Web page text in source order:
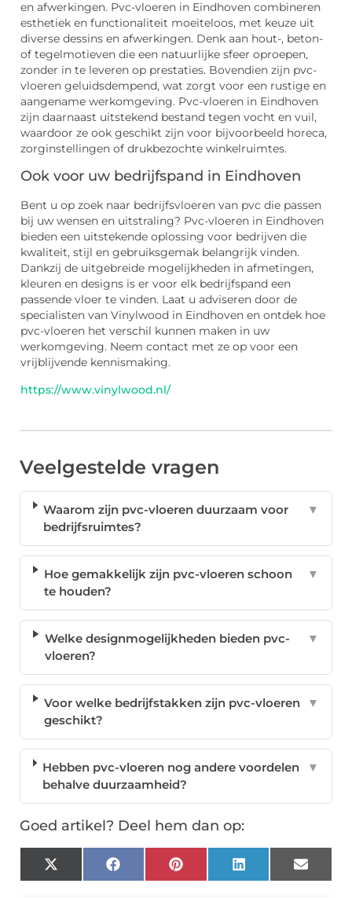
en afwerkingen. Pvc-vloeren in Eindhoven combineren
esthetiek en functionaliteit moeiteloos, met keuze uit
diverse dessins en afwerkingen. Denk aan hout-, beton-
of tegelmotieven die een natuurlijke sfeer oproepen,
zonder in te leveren op prestaties. Bovendien zijn pvc-
vloeren geluidsdempend, wat zorgt voor een rustige en
aangename werkomgeving. Pvc-vloeren in Eindhoven
zijn daarnaast uitstekend bestand tegen vocht en vuil,
waardoor ze ook geschikt zijn voor bijvoorbeeld horeca,
zorginstellingen of drukbezochte winkelruimtes.
Ook voor uw bedrijfspand in Eindhoven
Bent u op zoek naar bedrijfsvloeren van pvc die passen
bij uw wensen en uitstraling? Pvc-vloeren in Eindhoven
bieden een uitstekende oplossing voor bedrijven die
kwaliteit, stijl en gebruiksgemak belangrijk vinden.
Dankzij de uitgebreide mogelijkheden in afmetingen,
kleuren en designs is er voor elk bedrijfspand een
passende vloer te vinden. Laat u adviseren door de
specialisten van Vinylwood in Eindhoven en ontdek hoe
pvc-vloeren het verschil kunnen maken in uw
werkomgeving. Neem contact met ze op voor een
vrijblijvende kennismaking.
https://www.vinylwood.nl/
Veelgestelde vragen
Waarom zijn pvc-vloeren duurzaam voor
bedrijfsruimtes?
▼
Hoe gemakkelijk zijn pvc-vloeren schoon
te houden?
▼
Welke designmogelijkheden bieden pvc-
vloeren?
▼
Voor welke bedrijfstakken zijn pvc-vloeren
geschikt?
▼
Hebben pvc-vloeren nog andere voordelen
behalve duurzaamheid?
▼
Goed artikel? Deel hem dan op:
X
(Twitter)
FacebookPinterest LinkedIn Email